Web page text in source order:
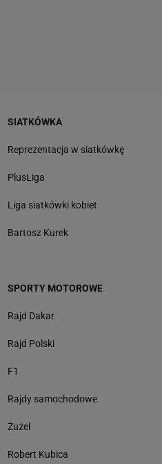
SIATKÓWKA
Reprezentacja w siatkówkę
PlusLiga
Liga siatkówki kobiet
Bartosz Kurek
SPORTY MOTOROWE
Rajd Dakar
Rajd Polski
F1
Rajdy samochodowe
Żużel
Robert Kubica